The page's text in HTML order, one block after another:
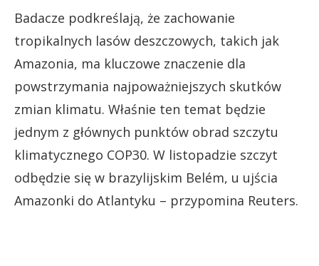
Badacze podkreślają, że zachowanie
tropikalnych lasów deszczowych, takich jak
Amazonia, ma kluczowe znaczenie dla
powstrzymania najpoważniejszych skutków
zmian klimatu. Właśnie ten temat będzie
jednym z głównych punktów obrad szczytu
klimatycznego COP30. W listopadzie szczyt
odbędzie się w brazylijskim Belém, u ujścia
Amazonki do Atlantyku – przypomina Reuters.